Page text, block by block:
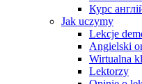
Курс
Jak uczymy
Lekcje
Angielski
Wirtualna
Lektorzy